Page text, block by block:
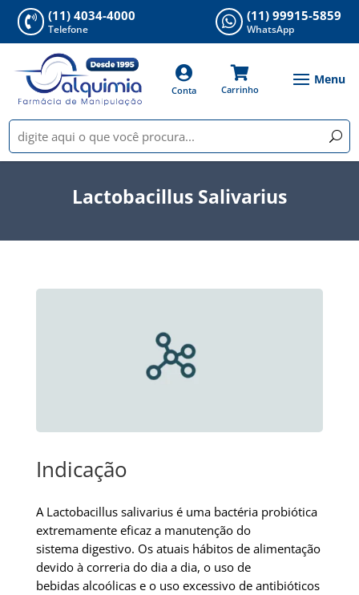
 (11) 4034-4000
Telefone  (11) 99915-5859
WhatsApp

Conta

Carrinho
Lactobacillus Salivarius
Indicação
A Lactobacillus salivarius é uma bactéria probiótica
extremamente eficaz a manutenção do
sistema digestivo. Os atuais hábitos de alimentação
devido à correria do dia a dia, o uso de
bebidas alcoólicas e o uso excessivo de antibióticos